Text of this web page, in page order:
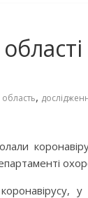
,